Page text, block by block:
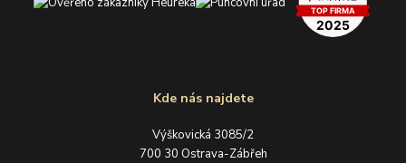
Kde nás najdete
Výškovická 3085/2
700 30 Ostrava-Zábřeh